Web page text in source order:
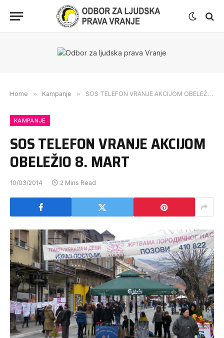
Home » Kampanje » SOS TELEFON VRANJE AKCIJOM OBELEŽIO 8. MART
KAMPANJE
SOS TELEFON VRANJE AKCIJOM
OBELEŽIO 8. MART
10/03/2014 2 Mins Read